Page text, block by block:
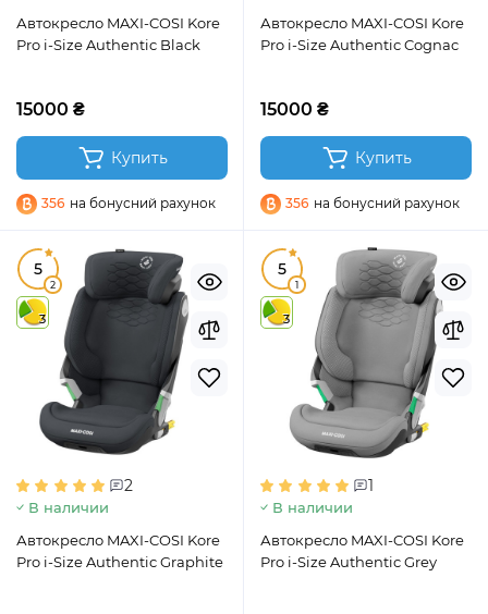
Автокресло MAXI-COSI Kore
Pro i-Size Authentic Black
15000 ₴
Купить
356 на бонусний рахунок
Автокресло MAXI-COSI Kore
Pro i-Size Authentic Cognac
15000 ₴
Купить
356 на бонусний рахунок
5
2
3
2
В наличии
Автокресло MAXI-COSI Kore
Pro i-Size Authentic Graphite
5
1
3
1
В наличии
Автокресло MAXI-COSI Kore
Pro i-Size Authentic Grey